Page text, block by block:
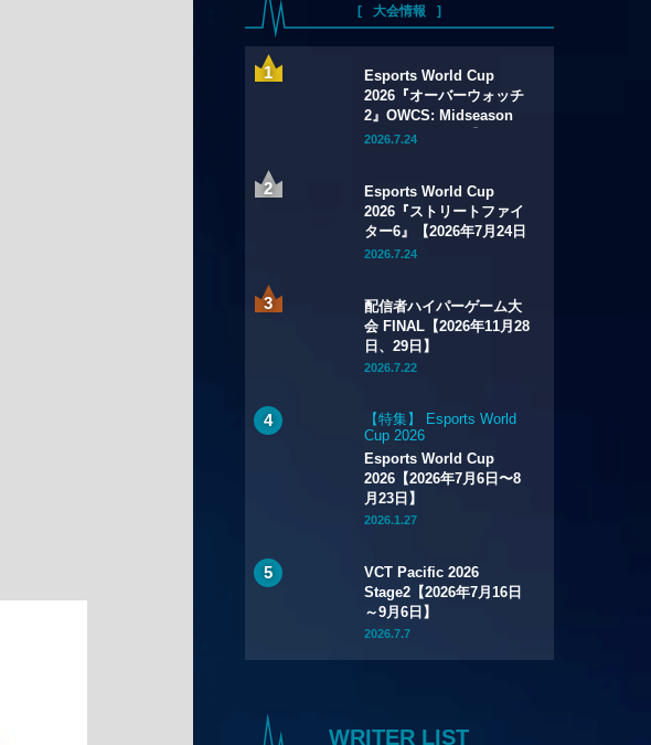
大会情報
Esports World Cup
2026『オーバーウォッチ
2』OWCS: Midseason
Championship【2026年
2026.7.24
Esports World Cup
2026『ストリートファイ
ター6』【2026年7月24日
～8月1日】
2026.7.24
配信者ハイパーゲーム大
会 FINAL【2026年11月28
日、29日】
2026.7.22
【特集】 Esports World
Cup 2026
Esports World Cup
2026【2026年7月6日〜8
月23日】
2026.1.27
VCT Pacific 2026
Stage2【2026年7月16日
～9月6日】
2026.7.7
WRITER LIST